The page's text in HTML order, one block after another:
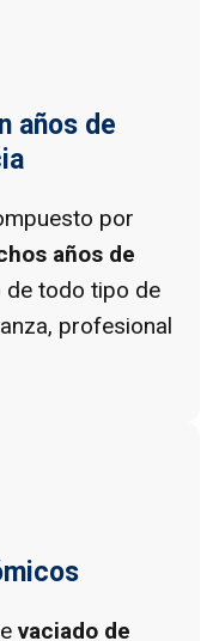
años de
por
años de
de todo tipo de
profesional
vaciado de